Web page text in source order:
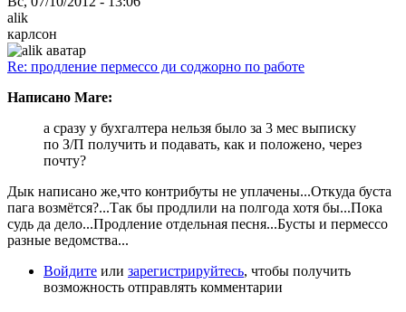
alik
карлсон
Re: продление пермессо ди соджорно по работе
Написано Mare:
а сразу у бухгалтера нельзя было за 3 мес выписку
по З/П получить и подавать, как и положено, через
почту?
Дык написано же,что контрибуты не уплачены...Откуда буста
пага возмётся?...Так бы продлили на полгода хотя бы...Пока
судь да дело...Продление отдельная песня...Бусты и пермессо
разные ведомства...
Войдите или зарегистрируйтесь, чтобы получить
возможность отправлять комментарии